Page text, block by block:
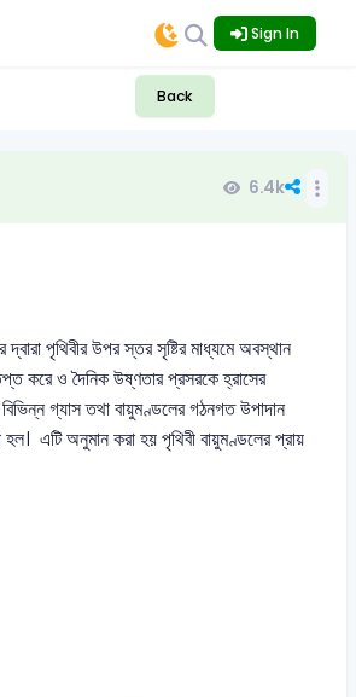
Sign In
Back
6.4k
পৃথিবীর উপর স্তর সৃষ্টির মাধ্যমে অবস্থান
করে ও দৈনিক উষ্ণতার প্রসরকে হ্রাসের
গ্যাস তথা বায়ুমণ্ডলের গঠনগত উপাদান
এটি অনুমান করা হয় পৃথিবী বায়ুমণ্ডলের প্রায়